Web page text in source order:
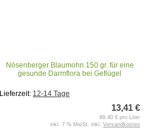
Nösenberger Blaumohn 150 gr. für eine
gesunde Darmflora bei Geflügel
Lieferzeit: 12-14 Tage
13,41 €
89,40 € pro Liter
inkl. 7 % MwSt. inkl. Versandkosten